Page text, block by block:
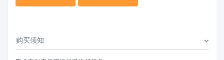
购买须知